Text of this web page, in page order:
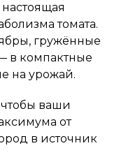
томата.
гружённые
в компактные
на урожай.
ваши
от
в источник